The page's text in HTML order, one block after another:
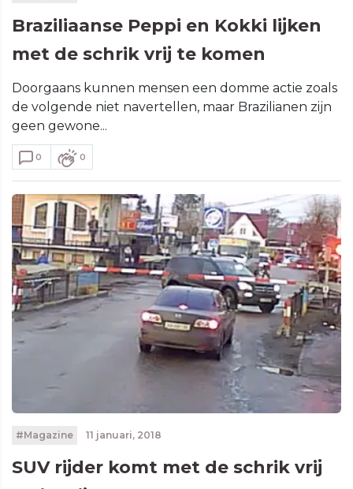
Braziliaanse Peppi en Kokki lijken
met de schrik vrij te komen
Doorgaans kunnen mensen een domme actie zoals
de volgende niet navertellen, maar Brazilianen zijn
geen gewone...
0 0
#Magazine 11 januari, 2018
SUV rijder komt met de schrik vrij